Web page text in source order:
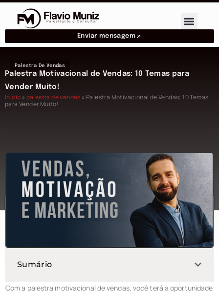
Enviar mensagem
Palestra De Vendas
Palestra Motivacional de Vendas: 10 Temas para
Vender Muito!
Início »palestra de vendas » Palestra Motivacional de Vendas: 10 Temas
para Vender Muito!
Sumário
Com a palestra motivacional de vendas, você terá a oportunidade